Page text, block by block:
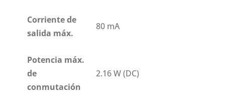
Corriente de
salida máx.
80 mA
Potencia máx.
de
conmutación
2.16 W (DC)